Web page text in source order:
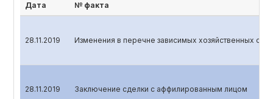
Дата № факта
28.11.2019 Изменения в перечне зависимых хозяйственных
28.11.2019 Заключение сделки с аффилированным лицом